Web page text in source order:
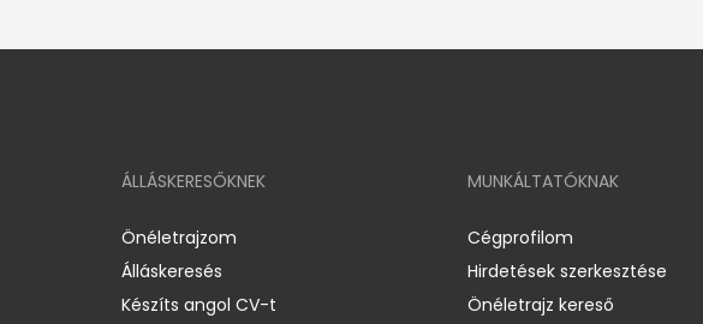
ÁLLÁSKERESŐKNEK
Önéletrajzom
Álláskeresés
Készíts angol CV-t
MUNKÁLTATÓKNAK
Cégprofilom
Hirdetések szerkesztése
Önéletrajz kereső